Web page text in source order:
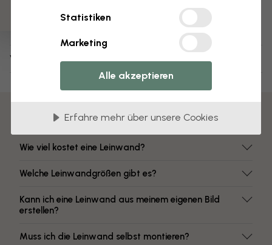
Versand und Retouren
Häufig gestellte Fragen
Wie viel kostet eine Leinwand?
Welche Leinwandgrößen gibt es?
Kann ich eine Leinwand aus meinem eigenen Bild
erstellen?
Muss ich die Leinwand selbst montieren?
Statistiken
Marketing
Alle akzeptieren
Erfahre mehr über unsere Cookies